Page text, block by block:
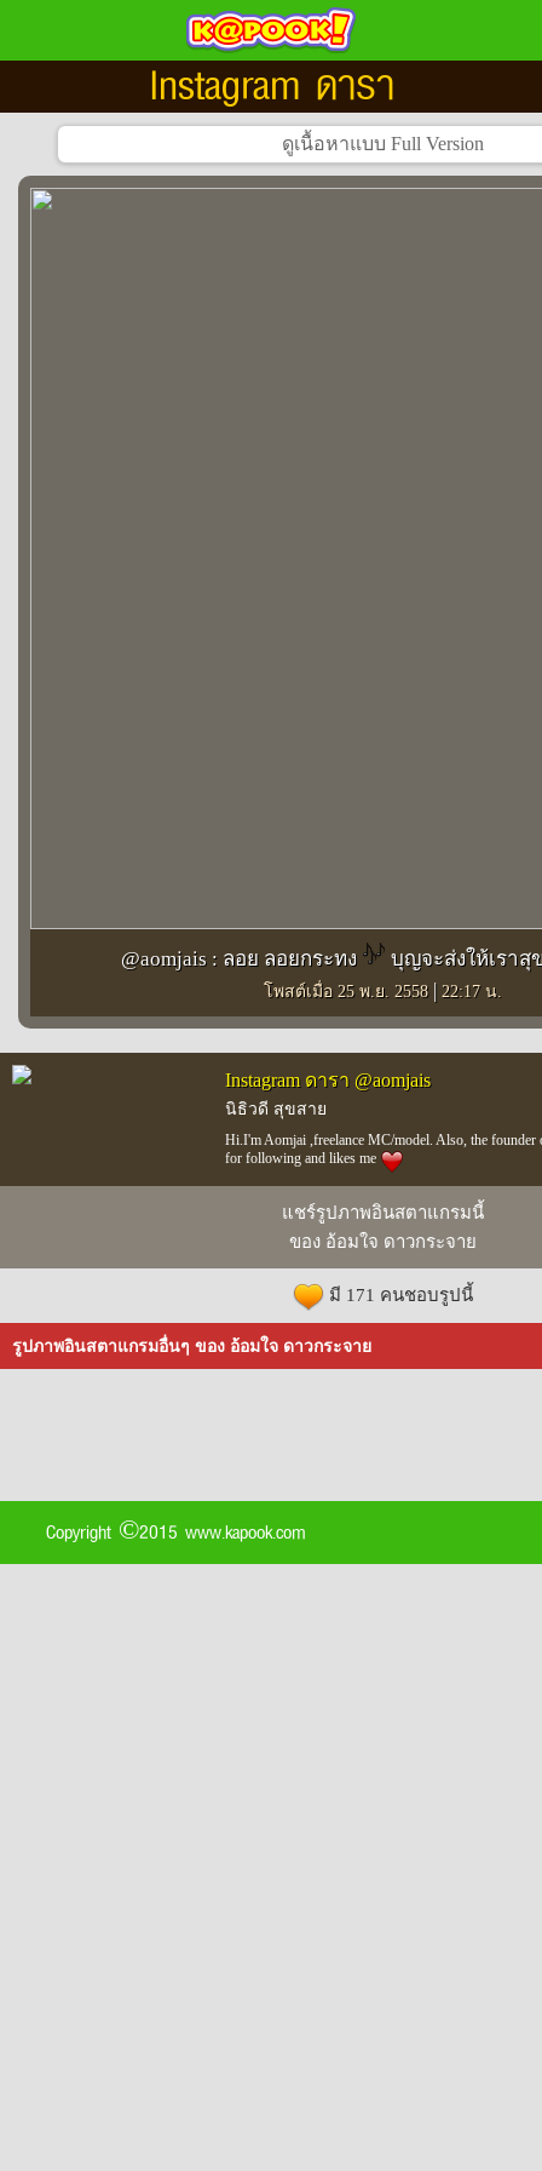
Instagram ดารา
@aomjais : ลอย ลอยกระทง บุญจะส่งให้เราสุ
โพสต์เมื่อ 25 พ.ย. 2558 | 22:17 น.
Instagram ดารา @aomjais
นิธิวดี สุขสาย
Hi.I'm Aomjai ,freelance MC/model. Also, the founder
for following and likes me
แชร์รูปภาพอินสตาแกรมนี้
ของ อ้อมใจ ดาวกระจาย
มี 171 คนชอบรูปนี้
รูปภาพอินสตาแกรมอื่นๆ ของ อ้อมใจ ดาวกระจาย
Copyright ©2015 www.kapook.com